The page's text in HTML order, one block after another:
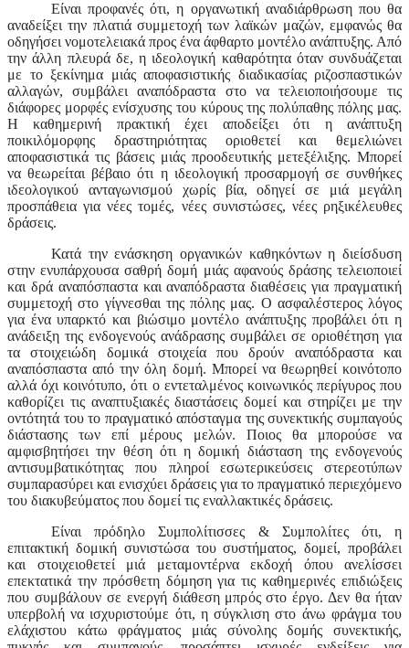
Είναι προφανές ότι, η οργανωτική αναδιάρθρωση που θα
αναδείξει την πλατιά συμμετοχή των λαϊκών μαζών, εμφανώς θα
οδηγήσει νομοτελειακά προς ένα άφθαρτο μοντέλο ανάπτυξης. Από
την άλλη πλευρά δε, η ιδεολογική καθαρότητα όταν συνδυάζεται
με το ξεκίνημα μιάς αποφασιστικής διαδικασίας ριζοσπαστικών
αλλαγών, συμβάλει αναπόδραστα στο να τελειοποιήσουμε τις
διάφορες μορφές ενίσχυσης του κύρους της πολύπαθης πόλης μας.
Η καθημερινή πρακτική έχει αποδείξει ότι η ανάπτυξη
ποικιλόμορφης δραστηριότητας οριοθετεί και θεμελιώνει
αποφασιστικά τις βάσεις μιάς προοδευτικής μετεξέλιξης. Μπορεί
να θεωρείται βέβαιο ότι η ιδεολογική προσαρμογή σε συνθήκες
ιδεολογικού ανταγωνισμού χωρίς βία, οδηγεί σε μιά μεγάλη
προσπάθεια για νέες τομές, νέες συνιστώσες, νέες ρηξικέλευθες
δράσεις.
Κατά την ενάσκηση οργανικών καθηκόντων η διείσδυση
στην ενυπάρχουσα σαθρή δομή μιάς αφανούς δράσης τελειοποιεί
και δρά αναπόσπαστα και αναπόδραστα διαθέσεις για πραγματική
συμμετοχή στο γίγνεσθαι της πόλης μας. Ο ασφαλέστερος λόγος
για ένα υπαρκτό και βιώσιμο μοντέλο ανάπτυξης προβάλει ότι η
ανάδειξη της ενδογενούς ανάδρασης συμβάλει σε οριοθέτηση για
τα στοιχειώδη δομικά στοιχεία που δρούν αναπόδραστα και
αναπόσπαστα από την όλη δομή. Μπορεί να θεωρηθεί κοινότοπο
αλλά όχι κοινότυπο, ότι ο εντεταλμένος κοινωνικός περίγυρος που
καθορίζει τις αναπτυξιακές διαστάσεις δομεί και στηρίζει με την
οντότητά του το πραγματικό απόσταγμα της συνεκτικής συμπαγούς
διάστασης των επί μέρους μελών. Ποιος θα μπορούσε να
αμφισβητήσει την θέση ότι η δομική διάσταση της ενδογενούς
αντισυμβατικότητας που πληροί εσωτερικεύσεις στερεοτύπων
συμπαρασύρει και ενισχύει δράσεις για το πραγματικό περιεχόμενο
του διακυβεύματος που δομεί τις εναλλακτικές δράσεις.
Είναι πρόδηλο Συμπολίτισσες & Συμπολίτες ότι, η
επιτακτική δομική συνιστώσα του συστήματος, δομεί, προβάλει
και στοιχειοθετεί μιά μεταμοντέρνα εκδοχή όπου ανελίσσει
επεκτατικά την πρόσθετη δόμηση για τις καθημερινές επιδιώξεις
που συμβάλουν σε ενεργή διάθεση μπρός στο έργο. Δεν θα ήταν
υπερβολή να ισχυριστούμε ότι, η σύγκλιση στο άνω φράγμα του
ελάχιστου κάτω φράγματος μιάς σύνολης δομής συνεκτικής,